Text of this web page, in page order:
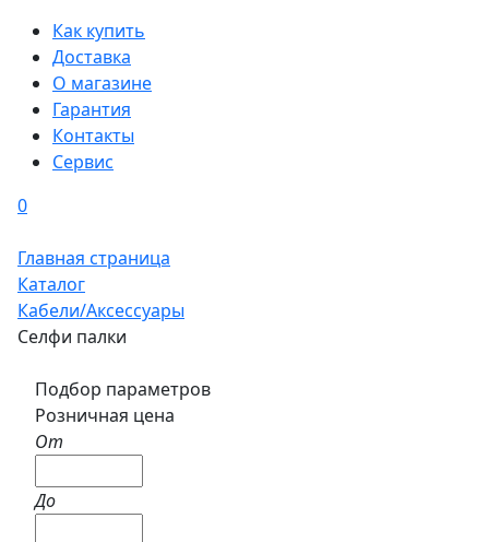
Как купить
Доставка
О магазине
Гарантия
Контакты
Сервис
0
Главная страница
Каталог
Кабели/Аксессуары
Селфи палки
Подбор параметров
Розничная цена
От
До